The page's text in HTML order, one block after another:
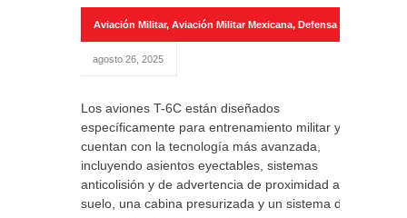
Aviación Militar, Aviación Militar Mexicana, Defensa
agosto 26, 2025
Los aviones T-6C están diseñados
específicamente para entrenamiento militar y
cuentan con la tecnología más avanzada,
incluyendo asientos eyectables, sistemas
anticolisión y de advertencia de proximidad al
suelo, una cabina presurizada y un sistema de